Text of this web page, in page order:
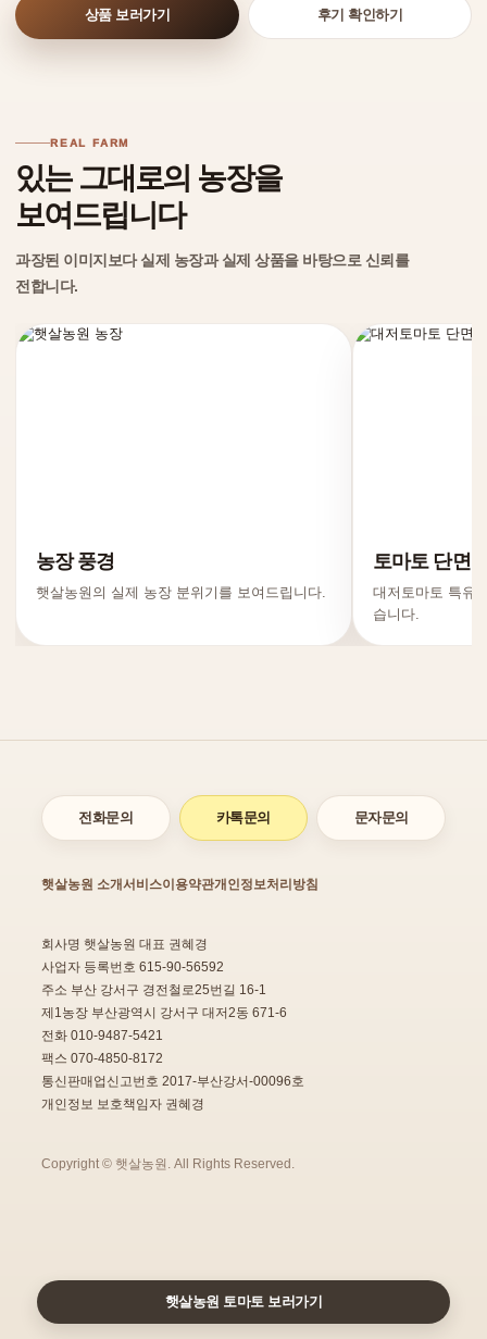
상품 보러가기 후기 확인하기
REAL FARM
있는 그대로의 농장을
보여드립니다
과장된 이미지보다 실제 농장과 실제 상품을 바탕으로 신뢰를
전합니다.
농장 풍경
햇살농원의 실제 농장 분위기를 보여드립니다.
토마토 단면
대저토마토 특유
습니다.
전화문의 카톡문의 문자문의
햇살농원 소개서비스이용약관개인정보처리방침
회사명 햇살농원 대표 권혜경
사업자 등록번호 615-90-56592
주소 부산 강서구 경전철로25번길 16-1
제1농장 부산광역시 강서구 대저2동 671-6
전화 010-9487-5421
팩스 070-4850-8172
통신판매업신고번호 2017-부산강서-00096호
개인정보 보호책임자 권혜경
Copyright © 햇살농원. All Rights Reserved.
햇살농원 토마토 보러가기